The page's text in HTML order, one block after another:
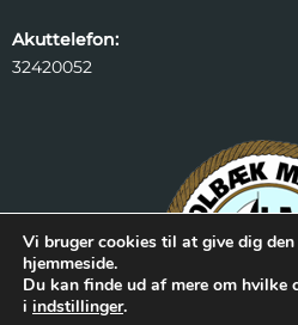
Akuttelefon:
32420052
Vi bruger cookies til at give dig
hjemmeside.
Du kan finde ud af mere om hvilke
i indstillinger.